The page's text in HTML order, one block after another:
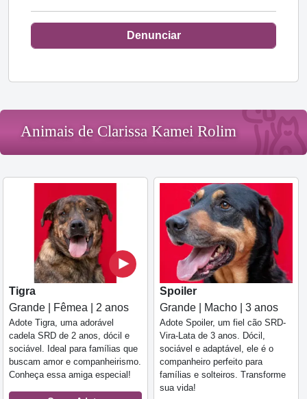
Denunciar
Animais de Clarissa Kamei Rolim
Tigra
Grande | Fêmea | 2 anos
Adote Tigra, uma adorável
cadela SRD de 2 anos, dócil e
sociável. Ideal para famílias que
buscam amor e companheirismo.
Conheça essa amiga especial!
Spoiler
Grande | Macho | 3 anos
Adote Spoiler, um fiel cão SRD-
Vira-Lata de 3 anos. Dócil,
sociável e adaptável, ele é o
companheiro perfeito para
famílias e solteiros. Transforme
sua vida!